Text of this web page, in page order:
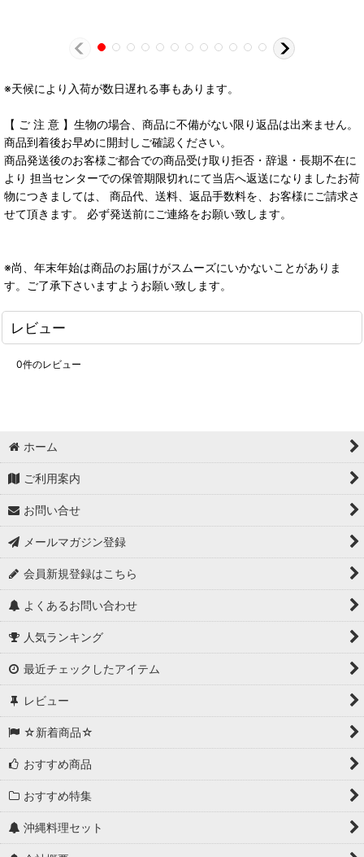
※天候により入荷が数日遅れる事もあります。
【 ご 注 意 】生物の場合、商品に不備がない限り返品は出来ません。
商品到着後お早めに開封しご確認ください。
商品発送後のお客様ご都合での商品受け取り拒否・辞退・長期不在に
より 担当センターでの保管期限切れにて当店へ返送になりましたお荷
物につきましては、 商品代、送料、返品手数料を、お客様にご請求さ
せて頂きます。 必ず発送前にご連絡をお願い致します。
※尚、年末年始は商品のお届けがスムーズにいかないことがありま
す。ご了承下さいますようお願い致します。
レビュー
0件のレビュー
ホーム
ご利用案内
お問い合せ
メールマガジン登録
会員新規登録はこちら
よくあるお問い合わせ
人気ランキング
最近チェックしたアイテム
レビュー
☆新着商品☆
おすすめ商品
おすすめ特集
沖縄料理セット